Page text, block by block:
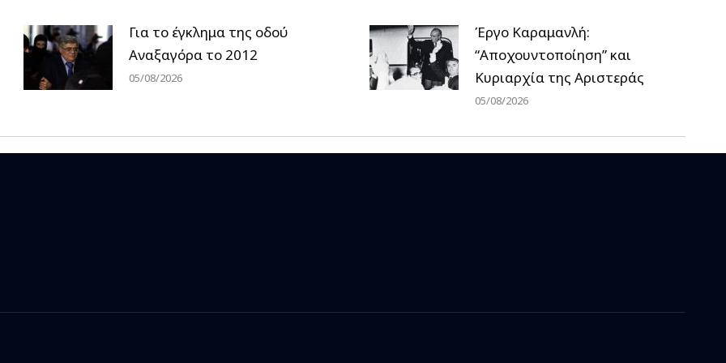
Για το έγκλημα της οδού
Αναξαγόρα το 2012
05/08/2026
Έργο Καραμανλή:
“Αποχουντοποίηση” και
Κυριαρχία της Αριστεράς
05/08/2026